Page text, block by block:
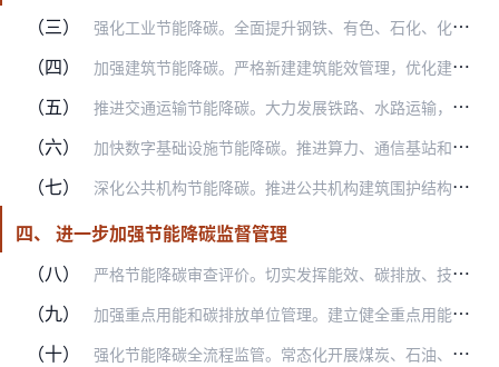
（三）
强化工业节能降碳。全面提升钢铁、有色、石化、化工、建材等重点行业能效水平，聚焦生产工艺、主要工序、重点设备等深入实施节能降碳诊断，组织实施一批工业节能降碳工程。…
（四） 加强建筑节能降碳。严格新建建筑能效管理，优化建筑节能降碳设计，推动超低能耗建筑规模化发展，建设安全舒适绿色智慧的“好房子”。结合老旧小区改造、清洁取暖等工作，积…
（五） 推进交通运输节能降碳。大力发展铁路、水路运输，持续提升公路运输效率和绿色化水平，提高民航空管运行效率，积极发展多式联运。持续推进绿色交通基础设施建设，提升交通场…
（六） 加快数字基础设施节能降碳。推进算力、通信基站和机房等基础设施节能降碳改造，推动设备选型、制冷架构、机柜功率密度、系统智能运行策略等优化升级，持续提高单位算力能效…
（七） 深化公共机构节能降碳。推进公共机构建筑围护结构、供热、制冷、照明等设施设备节能降碳改造，推广能源费用托管等合同能源管理模式，持续降低单位建筑面积能耗和碳排放。加…
四、 进一步加强节能降碳监督管理
（八）
严格节能降碳审查评价。切实发挥能效、碳排放、技术等标准牵引作用，加强项目能耗、煤耗和碳排放等综合审查评价，新（改、扩）建高耗能高排放工业项目在纳入国家规划布局以…
（九） 加强重点用能和碳排放单位管理。建立健全重点用能和碳排放单位节能降碳管理档案，探索建立能效、碳排放披露和分级制度，全面提升管理精细化水平。强化重点用能和碳排放单位…
（十） 强化节能降碳全流程监管。常态化开展煤炭、石油、电力等能源消费相关指标跟踪监测，加强同类型地区指标比对分析，对目标进展滞后、指标不合理增长的及时提醒预警，视情精准…